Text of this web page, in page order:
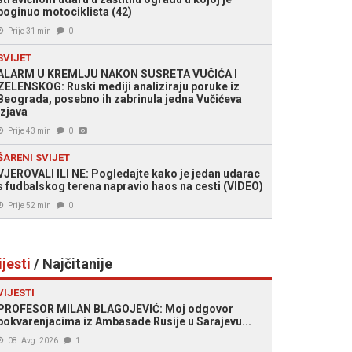
motociklista (42)
Prije 31 min 0
U KREMLJU NAKON SUSRETA VUČIĆA I
Ruski mediji analiziraju poruke iz
posebno ih zabrinula jedna Vučićeva
Prije 43 min 0
SVIJET
ILI NE: Pogledajte kako je jedan udarac
fudbalskog terena napravio haos na cesti (VIDEO)
Prije 52 min 0
/ Najčitanije
MILAN BLAGOJEVIĆ: Moj odgovor
iz Ambasade Rusije u Sarajevu...
08. Avg. 2026 1